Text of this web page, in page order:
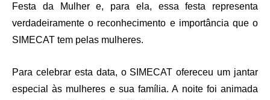
Festa da Mulher e, para ela, essa festa representa
verdadeiramente o reconhecimento e importância que o
SIMECAT tem pelas mulheres.
Para celebrar esta data, o SIMECAT ofereceu um jantar
especial às mulheres e sua família. A noite foi animada